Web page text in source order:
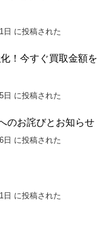
日 に投稿された
！今すぐ買取金額を
日 に投稿された
のお詫びとお知らせ
日 に投稿された
日 に投稿された